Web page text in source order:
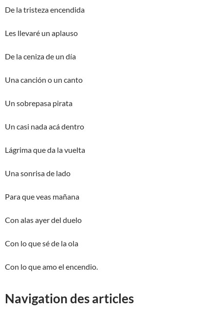
De la tristeza encendida
Les llevaré un aplauso
De la ceniza de un día
Una canción o un canto
Un sobrepasa pirata
Un casi nada acá dentro
Lágrima que da la vuelta
Una sonrisa de lado
Para que veas mañana
Con alas ayer del duelo
Con lo que sé de la ola
Con lo que amo el encendio.
Navigation des articles